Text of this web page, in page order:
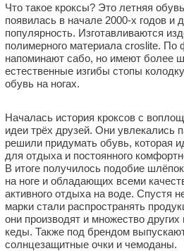
Что такое кроксы? Это летняя
появилась в начале 2000-х годов и
популярность. Изготавливаются
полимерного материала croslite. По
напоминают сабо, но имеют более
естественные изгибы стопы
обувь на ногах.
Началась история кроксов с
идеи трёх друзей. Они увлекались
решили придумать обувь, которая
для отдыха и постоянного
В итоге получилось подобие
на ноге и обладающих всеми
активного отдыха на воде. Спустя
марки стали распространять
они производят и множество
кеды. Также под брендом
солнцезащитные очки и чемоданы.